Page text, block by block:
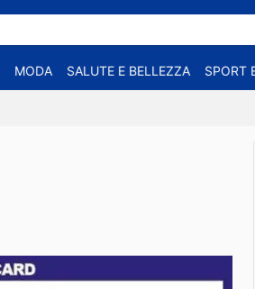
MODA SALUTE E BELLEZZA SPORT